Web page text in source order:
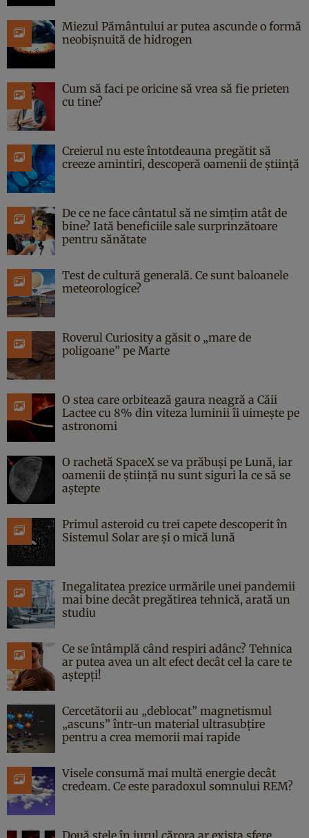
Miezul Pământului ar putea ascunde o formă
neobișnuită de hidrogen
Cum să faci pe oricine să vrea să fie prieten
cu tine?
Creierul nu este întotdeauna pregătit să
creeze amintiri, descoperă oamenii de știință
De ce ne face cântatul să ne simțim atât de
bine? Iată beneficiile sale surprinzătoare
pentru sănătate
Test de cultură generală. Ce sunt baloanele
meteorologice?
Roverul Curiosity a găsit o „mare de
poligoane” pe Marte
O stea care orbitează gaura neagră a Căii
Lactee cu 8% din viteza luminii îi uimește pe
astronomi
O rachetă SpaceX se va prăbuși pe Lună, iar
oamenii de știință nu sunt siguri la ce să se
aștepte
Primul asteroid cu trei capete descoperit în
Sistemul Solar are și o mică lună
Inegalitatea prezice urmările unei pandemii
mai bine decât pregătirea tehnică, arată un
studiu
Ce se întâmplă când respiri adânc? Tehnica
ar putea avea un alt efect decât cel la care te
aștepți!
Cercetătorii au „deblocat” magnetismul
„ascuns” într-un material ultrasubțire
pentru a crea memorii mai rapide
Visele consumă mai multă energie decât
credeam. Ce este paradoxul somnului REM?
Două stele în jurul cărora ar exista sfere